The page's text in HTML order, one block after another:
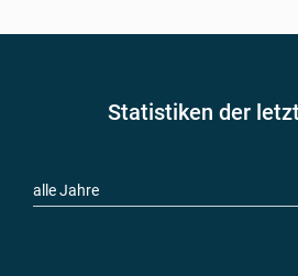
Statistiken der
alle Jahre